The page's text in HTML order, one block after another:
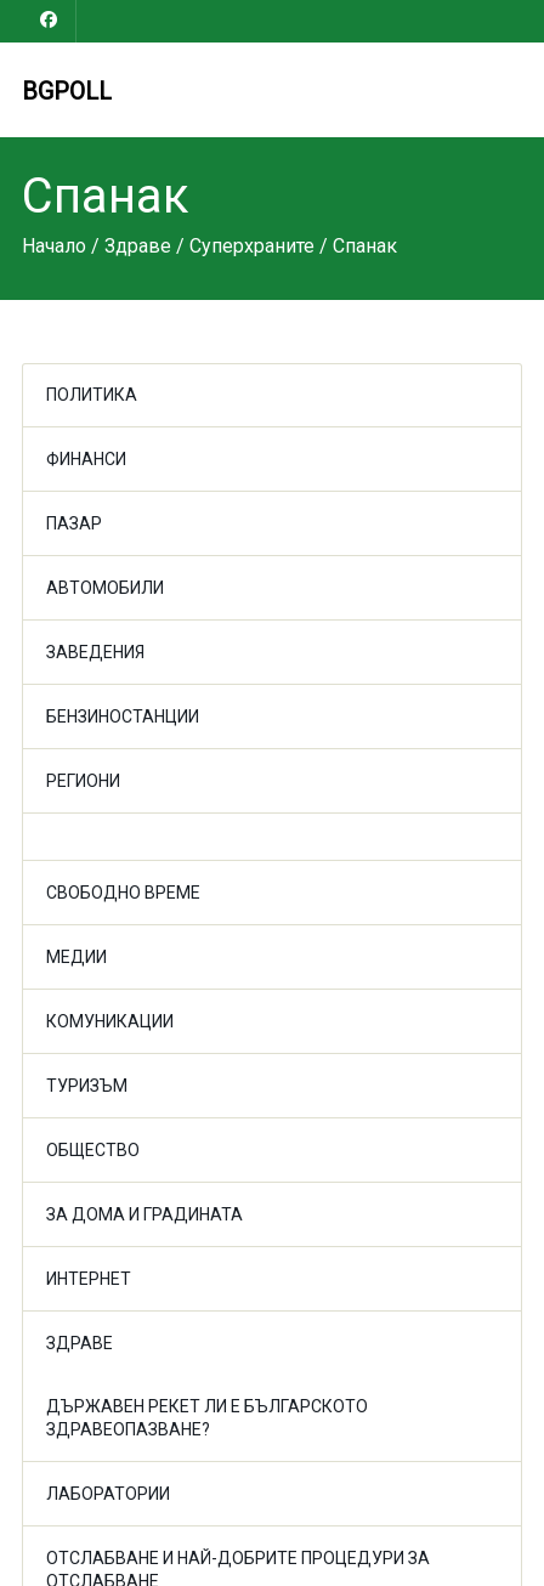
BGPOLL
Спанак
Начало/ Здраве/ Суперхраните/ Спанак
ПОЛИТИКА
ФИНАНСИ
ПАЗАР
АВТОМОБИЛИ
ЗАВЕДЕНИЯ
БЕНЗИНОСТАНЦИИ
РЕГИОНИ
СВОБОДНО ВРЕМЕ
МЕДИИ
КОМУНИКАЦИИ
ТУРИЗЪМ
ОБЩЕСТВО
ЗА ДОМА И ГРАДИНАТА
ИНТЕРНЕТ
ЗДРАВЕ
ДЪРЖАВЕН РЕКЕТ ЛИ Е БЪЛГАРСКОТО
ЗДРАВЕОПАЗВАНЕ?
ЛАБОРАТОРИИ
ОТСЛАБВАНЕ И НАЙ-ДОБРИТЕ ПРОЦЕДУРИ ЗА
ОТСЛАБВАНЕ